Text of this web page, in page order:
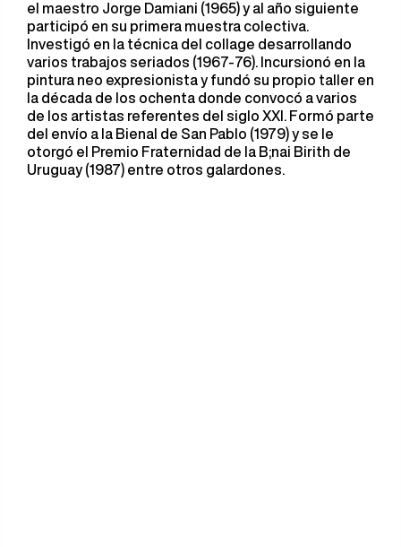
el maestro Jorge Damiani (1965) y al año siguiente
participó en su primera muestra colectiva.
Investigó en la técnica del collage desarrollando
varios trabajos seriados (1967-76). Incursionó en la
pintura neo expresionista y fundó su propio taller en
la década de los ochenta donde convocó a varios
de los artistas referentes del siglo XXI. Formó parte
del envío a la Bienal de San Pablo (1979) y se le
otorgó el Premio Fraternidad de la B;nai Birith de
Uruguay (1987) entre otros galardones.